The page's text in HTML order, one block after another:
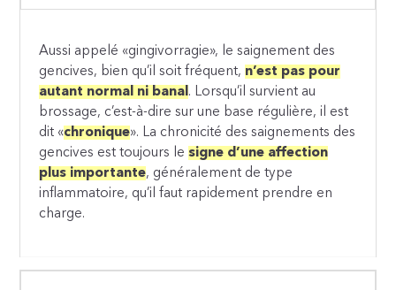
Aussi appelé «gingivorragie», le saignement des
gencives, bien qu’il soit fréquent, n’est pas pour
autant normal ni banal . Lorsqu’il survient au
brossage, c’est-à-dire sur une base régulière, il est
dit «chronique». La chronicité des saignements des
gencives est toujours lesigne d’une affection
plus importante, généralement de type
inflammatoire, qu’il faut rapidement prendre en
charge.